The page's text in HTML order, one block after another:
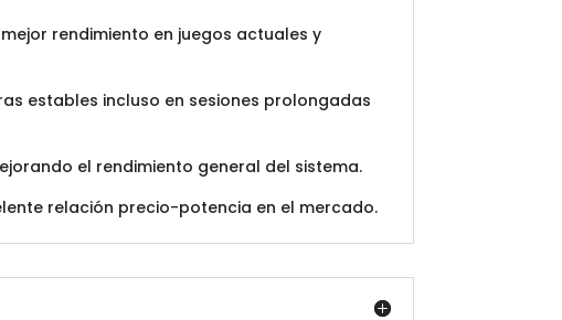
rendimiento en juegos actuales y
estables incluso en sesiones prolongadas
el rendimiento general del sistema.
relación precio-potencia en el mercado.